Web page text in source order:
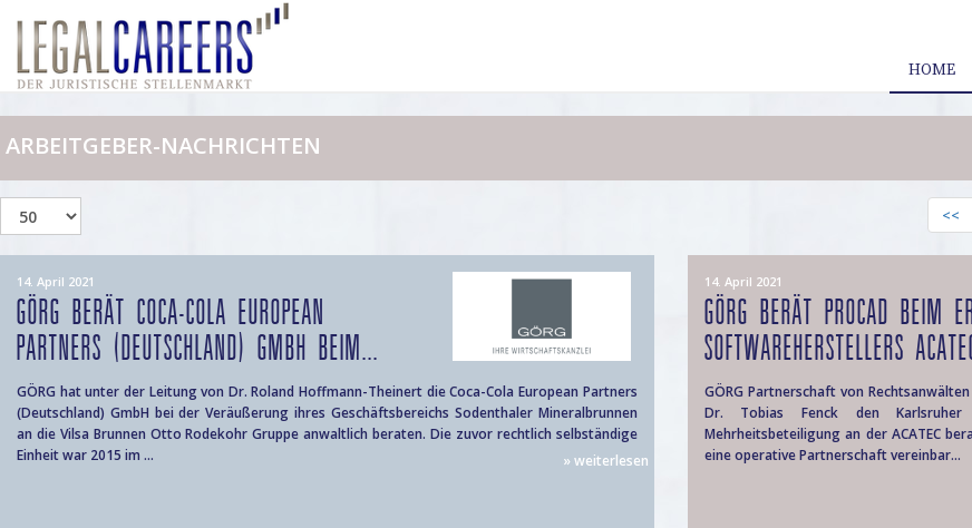
HOME
ARBEITGEBER-NACHRICHTEN
<<
14. April 2021
GÖRG BERÄT COCA-COLA EUROPEAN
PARTNERS (DEUTSCHLAND) GMBH BEIM...
GÖRG hat unter der Leitung von Dr. Roland Hoffmann-Theinert die Coca-Cola European Partners
(Deutschland) GmbH bei der Veräußerung ihres Geschäftsbereichs Sodenthaler Mineralbrunnen
an die Vilsa Brunnen Otto Rodekohr Gruppe anwaltlich beraten. Die zuvor rechtlich selbständige
Einheit war 2015 im ...
» weiterlesen
14. April 2021
GÖRG BERÄT PROCAD BEIM
SOFTWAREHERSTELLERS
GÖRG Partnerschaft von
Dr. Tobias Fenck den Karlsruher
Mehrheitsbeteiligung an der ACATEC
eine operative Partnerschaft vereinbar...